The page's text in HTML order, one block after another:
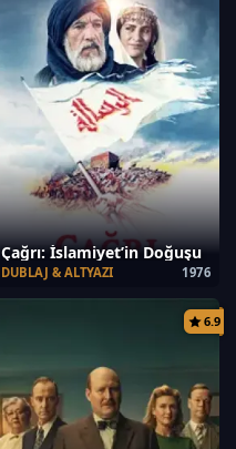
Çağrı: İslamiyet’in Doğuşu
1976
DUBLAJ & ALTYAZI
6.9